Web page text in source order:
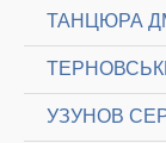
ТАНЦЮРА
УЗУНОВ